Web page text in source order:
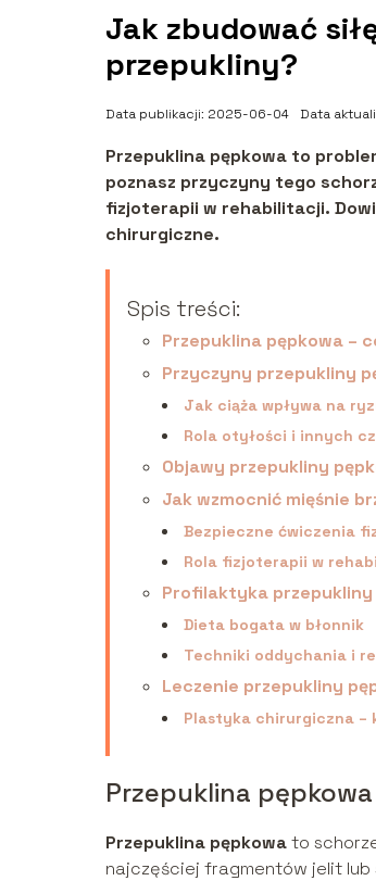
Jak zbudować
przepukliny?
Data publikacji: 2025-06-04 Data
Przepuklina pępkowa to
poznasz przyczyny tego
fizjoterapii w rehabilitacji.
chirurgiczne.
Spis treści:
Przepuklina pępkowa –
Przyczyny przepukliny
Jak ciąża wpływa na
Rola otyłości i innych
Objawy przepukliny
Jak wzmocnić mięśnie
Bezpieczne ćwiczenia
Rola fizjoterapii w
Profilaktyka przepukliny
Dieta bogata w błonnik
Techniki oddychania i
Leczenie przepukliny
Plastyka chirurgiczna –
Przepuklina
Przepuklina pępkowato
najczęściej fragmentów jelit